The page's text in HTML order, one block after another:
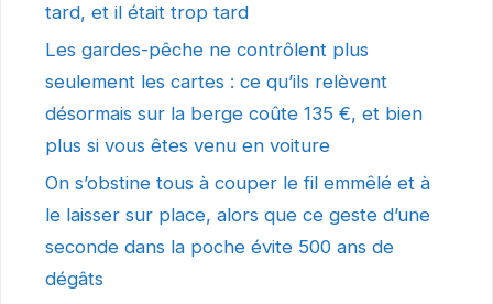
tard, et il était trop tard
Les gardes-pêche ne contrôlent plus
seulement les cartes : ce qu’ils relèvent
désormais sur la berge coûte 135 €, et bien
plus si vous êtes venu en voiture
On s’obstine tous à couper le fil emmêlé et à
le laisser sur place, alors que ce geste d’une
seconde dans la poche évite 500 ans de
dégâts